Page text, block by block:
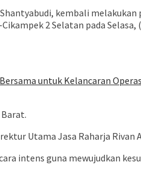
kembali melakukan
2 Selatan pada Selasa,
untuk Kelancaran
Utama Jasa Raharja Rivan
intens guna mewujudkan